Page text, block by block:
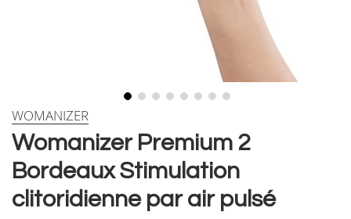
Skip
the
beginning
the
images
Womanizer Premium 2
Bordeaux Stimulation
clitoridienne par air pulsé
WOMANIZER